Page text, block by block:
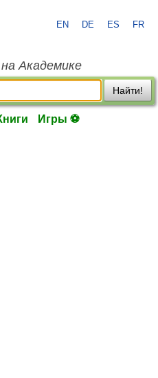
EN DE ES FR
Академике
Найти!
Игры ⚽